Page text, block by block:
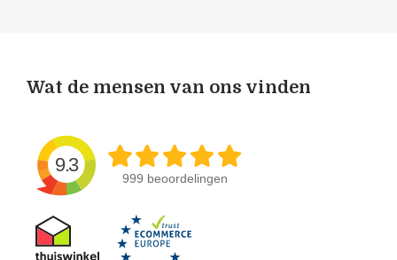
Wat de mensen van ons vinden
9.3
999 beoordelingen